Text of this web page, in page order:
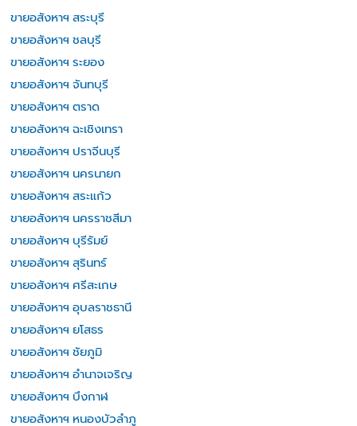
ขายอสังหาฯ สระบุรี
ขายอสังหาฯ ชลบุรี
ขายอสังหาฯ ระยอง
ขายอสังหาฯ จันทบุรี
ขายอสังหาฯ ตราด
ขายอสังหาฯ ฉะเชิงเทรา
ขายอสังหาฯ ปราจีนบุรี
ขายอสังหาฯ นครนายก
ขายอสังหาฯ สระแก้ว
ขายอสังหาฯ นครราชสีมา
ขายอสังหาฯ บุรีรัมย์
ขายอสังหาฯ สุรินทร์
ขายอสังหาฯ ศรีสะเกษ
ขายอสังหาฯ อุบลราชธานี
ขายอสังหาฯ ยโสธร
ขายอสังหาฯ ชัยภูมิ
ขายอสังหาฯ อำนาจเจริญ
ขายอสังหาฯ บึงกาฬ
ขายอสังหาฯ หนองบัวลำภู